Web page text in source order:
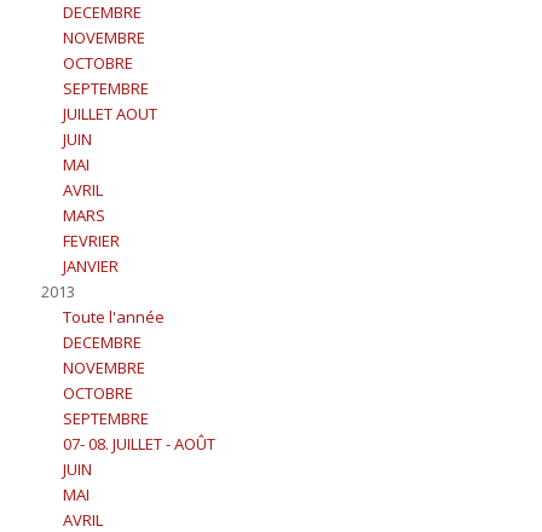
DECEMBRE
NOVEMBRE
OCTOBRE
SEPTEMBRE
JUILLET AOUT
JUIN
MAI
AVRIL
MARS
FEVRIER
JANVIER
2013
Toute l'année
DECEMBRE
NOVEMBRE
OCTOBRE
SEPTEMBRE
07- 08. JUILLET - AOÛT
JUIN
MAI
AVRIL